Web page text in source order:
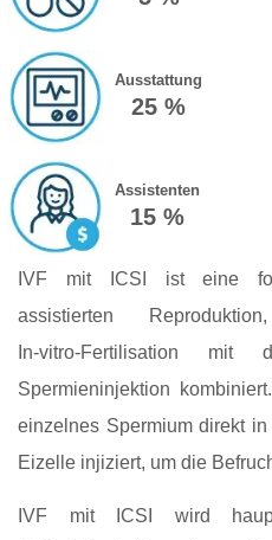
Ausstattung
25 %
Assistenten
15 %
IVF mit ICSI ist eine
assistierten
In‑vitro‑Fertilisation mit
Spermieninjektion
einzelnes Spermium direkt
Eizelle injiziert, um die
IVF mit ICSI wird